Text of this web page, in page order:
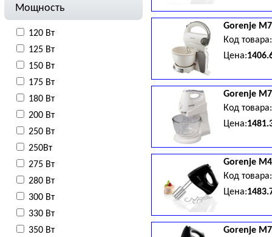
Мощность
120 Вт
125 Вт
150 Вт
175 Вт
180 Вт
200 Вт
250 Вт
250Вт
275 Вт
280 Вт
300 Вт
330 Вт
350 Вт
Gorenje
Код
Цена:
Gorenje
Код
Цена:
Gorenje
Код
Цена:
Gorenje